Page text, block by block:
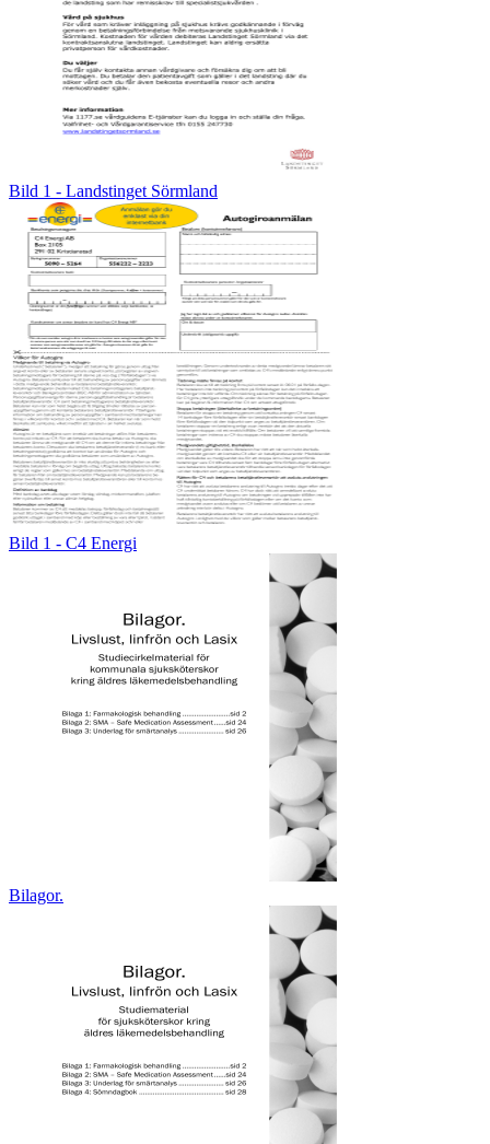
Bild 1 - Landstinget Sörmland
Bild 1 - C4 Energi
Bilagor.